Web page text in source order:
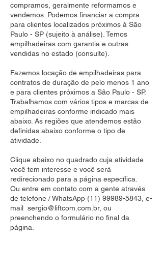
compramos, geralmente reformamos e
vendemos. Podemos financiar a compra
para clientes localizados próximos à São
Paulo - SP (sujeito à análise). Temos
empilhadeiras com garantia e outras
vendidas no estado (consulte).
Fazemos locação de empilhadeiras para
contratos de duração de pelo menos 1 ano
e para clientes próximos a São Paulo - SP.
Trabalhamos com vários tipos e marcas de
empilhadeiras conforme indicado mais
abaixo. As regiões que atendemos estão
definidas abaixo conforme o tipo de
atividade.
Clique abaixo no quadrado cuja atividade
você tem interesse e você será
redirecionado para a página específica.
Ou entre em contato com a gente através
de telefone / WhatsApp (11) 99989-5843 , e-
mail sergio@liftcom.com.br, ou
preenchendo o formulário no final da
página.